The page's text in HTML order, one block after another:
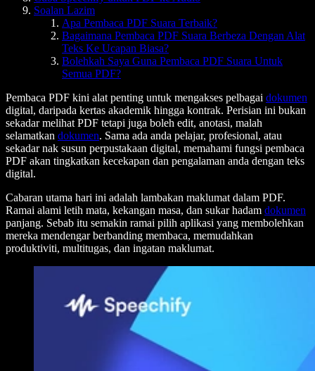
Soalan Lazim
Apa Pembaca PDF Suara Terbaik?
Bagaimana Pembaca PDF Suara Berbeza Dengan Alat
Teks Ke Ucapan Biasa?
Bolehkah Saya Guna Pembaca PDF Suara Untuk
Semua PDF?
Pembaca PDF kini alat penting untuk mengakses pelbagai dokumen
digital, daripada kertas akademik hingga kontrak. Perisian ini bukan
sekadar melihat PDF tetapi juga boleh edit, anotasi, malah
selamatkan dokumen. Sama ada anda pelajar, profesional, atau
sekadar nak susun perpustakaan digital, memahami fungsi pembaca
PDF akan tingkatkan kecekapan dan pengalaman anda dengan teks
digital.
Cabaran utama hari ini adalah lambakan maklumat dalam PDF.
Ramai alami letih mata, kekangan masa, dan sukar hadam dokumen
panjang. Sebab itu semakin ramai pilih aplikasi yang membolehkan
mereka mendengar berbanding membaca, memudahkan
produktiviti, multitugas, dan ingatan maklumat.